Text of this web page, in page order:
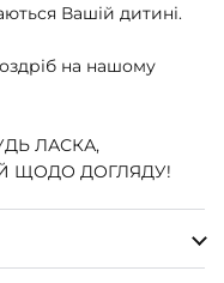
Вашій дитині.
на нашому
ЛАСКА,
ЩОДО ДОГЛЯДУ!